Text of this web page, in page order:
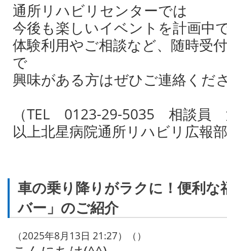
通所リハビリセンターでは
今後も楽しいイベントを計画中
体験利用やご相談など、随時受
で
興味がある方はぜひご連絡くだ
（TEL 0123-29-5035 相談員
以上北星病院通所リハビリ広報
車の乗り降りがラクに！便利な
バー」のご紹介
（2025年8月13日 21:27）（）